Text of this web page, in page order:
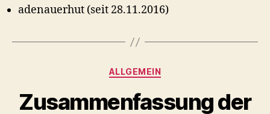
adenauerhut (seit 28.11.2016)
Kategorien
ALLGEMEIN
Zusammenfassung der